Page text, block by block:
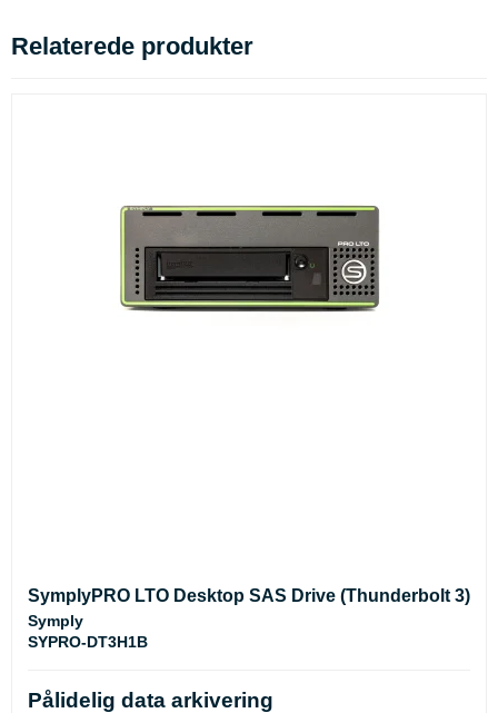
Relaterede produkter
SymplyPRO LTO Desktop SAS Drive (Thunderbolt 3)
Symply
SYPRO-DT3H1B
Pålidelig data arkivering